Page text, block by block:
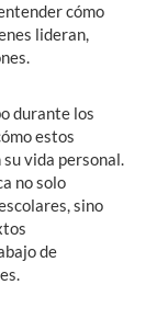
cómo
lideran,
durante los
estos
vida personal.
no solo
sino
de